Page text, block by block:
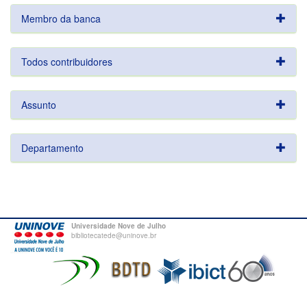
Membro da banca
Todos contribuidores
Assunto
Departamento
Universidade Nove de Julho
bibliotecatede@uninove.br